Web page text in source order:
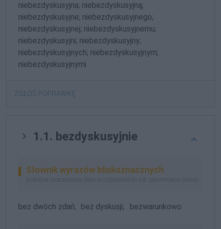
niebezdyskusyjna; niebezdyskusyjną;
niebezdyskusyjne; niebezdyskusyjnego;
niebezdyskusyjnej; niebezdyskusyjnemu;
niebezdyskusyjni; niebezdyskusyjny;
niebezdyskusyjnych; niebezdyskusyjnym;
niebezdyskusyjnymi
ZGŁOŚ POPRAWKĘ
1.1. bezdyskusyjnie
Słownik wyrazów bliskoznacznych
podobne znaczeniowo (lepsze odpowiedniki lub zapomniane słowa)
bez dwóch zdań; bez dyskusji; bezwarunkowo